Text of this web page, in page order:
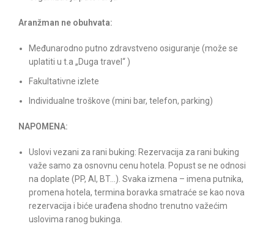
Aranžman ne obuhvata:
Međunarodno putno zdravstveno osiguranje (može se
uplatiti u t.a „Duga travel“ )
Fakultativne izlete
Individualne troškove (mini bar, telefon, parking)
NAPOMENA:
Uslovi vezani za rani buking: Rezervacija za rani buking
važe samo za osnovnu cenu hotela. Popust se ne odnosi
na doplate (PP, AI, BT…). Svaka izmena – imena putnika,
promena hotela, termina boravka smatraće se kao nova
rezervacija i biće urađena shodno trenutno važećim
uslovima ranog bukinga.